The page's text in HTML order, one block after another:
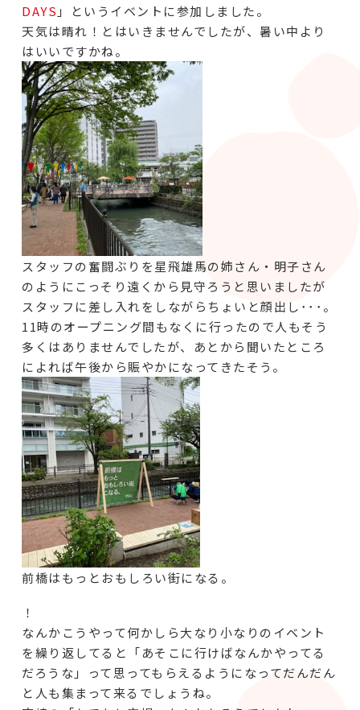
DAYS 」というイベントに参加しました。
天気は晴れ！とはいきませんでしたが、暑い中より
はいいですかね。
スタッフの奮闘ぶりを星飛雄馬の姉さん・明子さん
のようにこっそり遠くから見守ろうと思いましたが
スタッフに差し入れをしながらちょいと顔出し･･･。
11時のオープニング間もなくに行ったので人もそう
多くはありませんでしたが、あとから聞いたところ
によれば午後から賑やかになってきたそう。
前橋はもっとおもしろい街になる。
！
なんかこうやって何かしら大なり小なりのイベント
を繰り返してると「あそこに行けばなんかやってる
だろうな」って思ってもらえるようになってだんだん
と人も集まって来るでしょうね。